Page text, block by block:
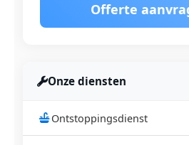
Offerte
Onze diensten
Ontstoppingsdienst